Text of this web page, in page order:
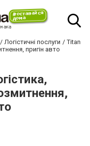
Логістичні послуги
Titan
пригін авто